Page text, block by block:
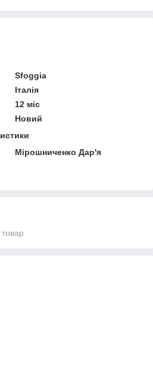
Sfoggia
Італія
12 міс
Новий
Мірошниченко Дар'я